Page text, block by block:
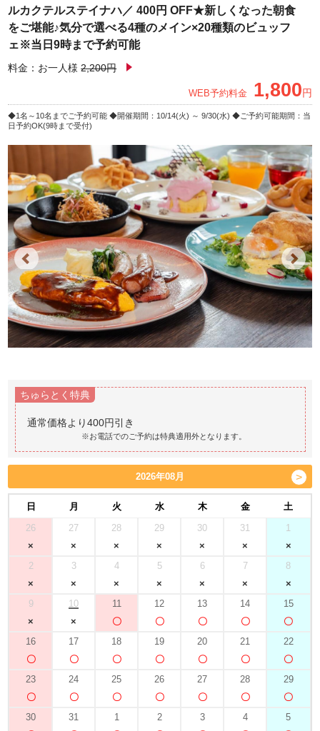
ルカクテルステイナハ／ 400円 OFF★新しくなった朝食
をご堪能♪気分で選べる4種のメイン×20種類のビュッフ
ェ※当日9時まで予約可能
料金：お一人様 2,200円
WEB予約料金 1,800円
1名～10名までご予約可能 開催期間：10/14(火) ～ 9/30(水)
ご予約可能期間：当
日予約OK(9時まで受付)
Previous Next
ちゅらとく特典
※お電話でのご予約は特典適用外となります。
2026年08月
日 月 火 水 木 金
土
26
27 28 29 30 31 1
2 3 4 5 6 7 8
9 10 11 12 13 14 15
16 17 18 19 20 21 22
23 24 25 26 27 28 29
30 31 1 2 3 4 5